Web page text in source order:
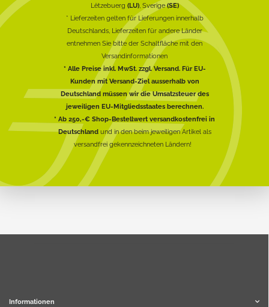
Lëtzebuerg (LU), Sverige(SE)
* Lieferzeiten gelten für Lieferungen innerhalb
Deutschlands, Lieferzeiten für andere Länder
entnehmen Sie bitte der Schaltfläche mit den
Versandinformationen
* Alle Preise inkl. MwSt. zzgl. Versand. Für EU-
Kunden mit Versand-Ziel ausserhalb von
Deutschland müssen wir die Umsatzsteuer des
jeweiligen EU-Mitgliedsstaates berechnen.
* Ab 250,-€ Shop-Bestellwert versandkostenfrei in
Deutschlandund in den beim jeweiligen Artikel als
versandfrei gekennzeichneten Ländern!
Informationen